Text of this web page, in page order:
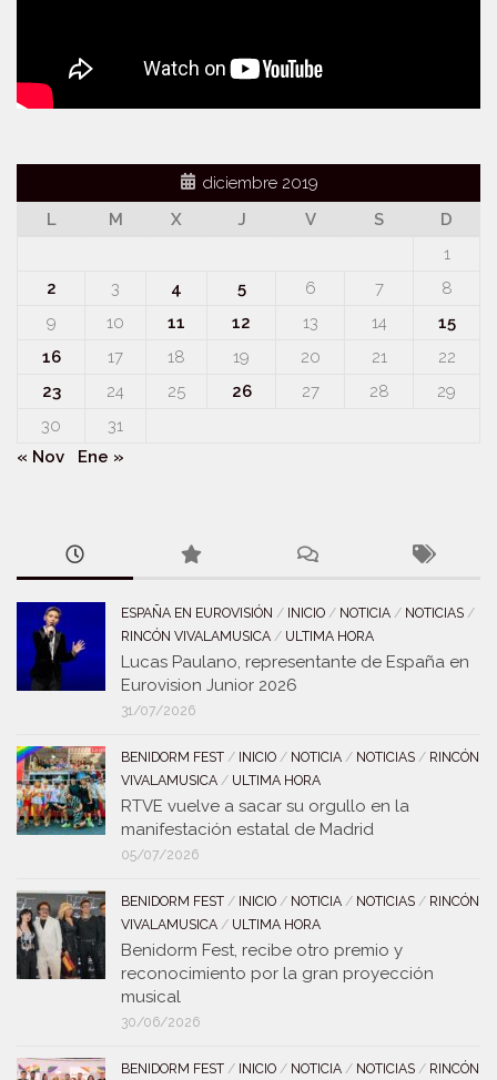
diciembre 2019
L
M X J V S
D
1
2
3 4 5 6 7
8
9
10 11 12 13 14
15
16
17 18 19 20 21
22
23
24 25 26 27 28
29
30
31
« Nov
Ene »
ESPAÑA EN EUROVISIÓN / INICIO / NOTICIA / NOTICIAS /
RINCÓN VIVALAMUSICA / ULTIMA HORA
Lucas Paulano, representante de España en
Eurovision Junior 2026
31/07/2026
BENIDORM FEST / INICIO / NOTICIA / NOTICIAS / RINCÓN
VIVALAMUSICA / ULTIMA HORA
RTVE vuelve a sacar su orgullo en la
manifestación estatal de Madrid
05/07/2026
BENIDORM FEST / INICIO / NOTICIA / NOTICIAS / RINCÓN
VIVALAMUSICA / ULTIMA HORA
Benidorm Fest, recibe otro premio y
reconocimiento por la gran proyección
musical
30/06/2026
BENIDORM FEST / INICIO / NOTICIA / NOTICIAS / RINCÓN